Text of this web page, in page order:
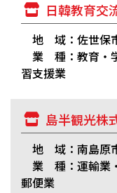
日韓教育交
地 域：佐世保
業 種：教育・
習支援業
島半観光株
地 域：南島原
業 種：運輸業・
郵便業